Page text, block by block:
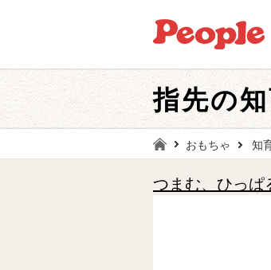
指先の
おもちゃ 知
つまむ、ひっぱ